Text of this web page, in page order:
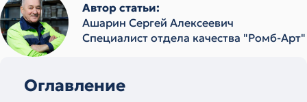
Автор статьи:
Ашарин Сергей Алексеевич
Cпециалист отдела качества "Ромб-Арт"
Оглавление